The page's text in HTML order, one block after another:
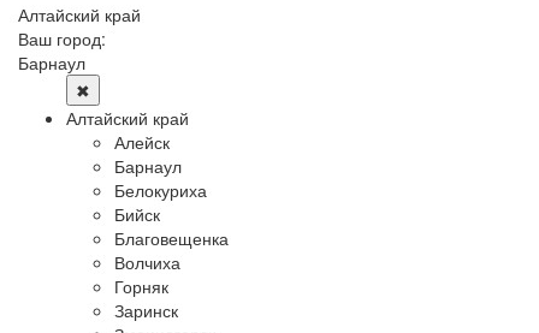
Алтайский край
Ваш город:
Барнаул
✖
Алтайский край
Алейск
Барнаул
Белокуриха
Бийск
Благовещенка
Волчиха
Горняк
Заринск